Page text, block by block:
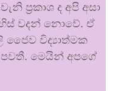
ප්‍රකාශ ද අපි අසා
වදන් නොවේ. ඒ
ජෛව විද්‍යාත්මක
මෙයින් අපගේ